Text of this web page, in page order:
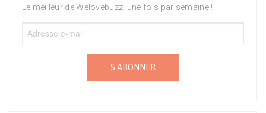
Le meilleur de Welovebuzz, une fois par semaine !
S'ABONNER